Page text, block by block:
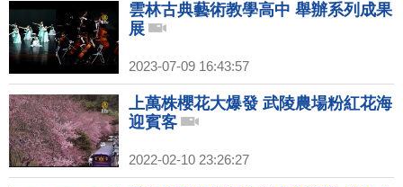
雲林古典藝術教學高中 舉辦系列成果
展
2023-07-09 16:43:57
上萬株櫻花大爆發 武陵農場粉紅花海
迎賓客
2022-02-10 23:26:27